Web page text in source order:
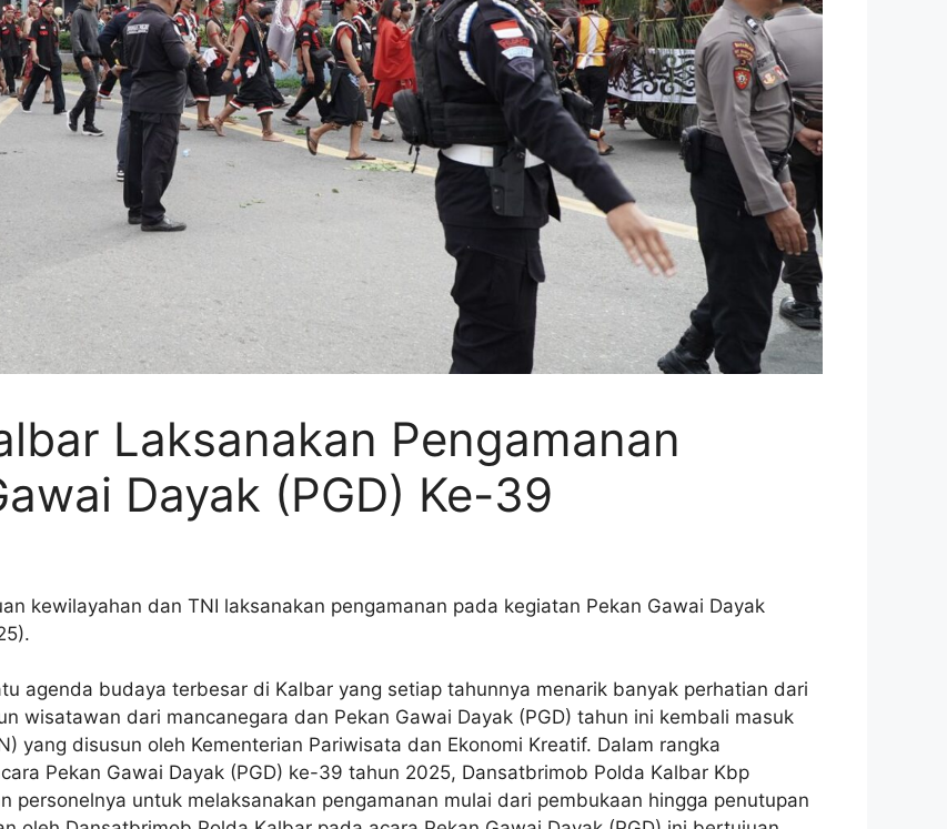
Laksanakan Pengamanan
Dayak (PGD) Ke-39
kewilayahan dan TNI laksanakan pengamanan pada kegiatan Pekan Gawai Dayak
agenda budaya terbesar di Kalbar yang setiap tahunnya menarik banyak perhatian dari
wisatawan dari mancanegara dan Pekan Gawai Dayak (PGD) tahun ini kembali masuk
yang disusun oleh Kementerian Pariwisata dan Ekonomi Kreatif. Dalam rangka
Pekan Gawai Dayak (PGD) ke-39 tahun 2025, Dansatbrimob Polda Kalbar Kbp
personelnya untuk melaksanakan pengamanan mulai dari pembukaan hingga penutupan